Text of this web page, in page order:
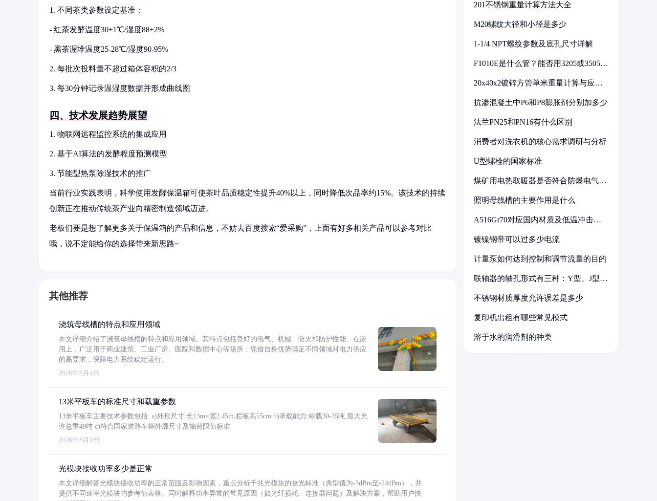
1. 不同茶类参数设定基准：
- 红茶发酵温度30±1℃/湿度88±2%
- 黑茶渥堆温度25-28℃/湿度90-95%
2. 每批次投料量不超过箱体容积的2/3
3. 每30分钟记录温湿度数据并形成曲线图
四、技术发展趋势展望
1. 物联网远程监控系统的集成应用
2. 基于AI算法的发酵程度预测模型
3. 节能型热泵除湿技术的推广
当前行业实践表明，科学使用发酵保温箱可使茶叶品质稳定性提升40%以上，同时降低次品率约15%。该技术的持续
创新正在推动传统茶产业向精密制造领域迈进。
老板们要是想了解更多关于保温箱的产品和信息，不妨去百度搜索“爱采购”，上面有好多相关产品可以参考对比
哦，说不定能给你的选择带来新思路~
其他推荐
浇筑母线槽的特点和应用领域
本文详细介绍了浇筑母线槽的特点和应用领域。其特点包括良好的电气、机械、防火和防护性能。在应
用上，广泛用于商业建筑、工业厂房、医院和数据中心等场所，凭借自身优势满足不同领域对电力供应
的高要求，保障电力系统稳定运行。
2026年8月4日
13米平板车的标准尺寸和载重参数
13米平板车主要技术参数包括: a)外形尺寸:长13m×宽2.45m,栏板高55cm b)承载能力:标载30-35吨,最大允
许总重49吨 c)符合国家道路车辆外廓尺寸及轴荷限值标准
2026年8月4日
光模块接收功率多少是正常
本文详细解答光模块接收功率的正常范围及影响因素，重点分析千兆光模块的收光标准（典型值为-3dBm至-24dBm），并
提供不同速率光模块的参考值表格。同时解释功率异常的常见原因（如光纤损耗、连接器问题）及解决方案，帮助用户快
201不锈钢重量计算方法大全
M20螺纹大径和小径是多少
1-1/4 NPT螺纹参数及底孔尺寸详解
F1010E是什么管？能否用3205或3505代
20x40x2镀锌方管单米重量计算与应用
抗渗混凝土中P6和P8膨胀剂分别加多少
法兰PN25和PN16有什么区别
消费者对洗衣机的核心需求调研与分析
U型螺栓的国家标准
煤矿用电热取暖器是否符合防爆电气设
照明母线槽的主要作用是什么
A516Gr70对应国内材质及低温冲击要
镀镍钢带可以过多少电流
计量泵如何达到控制和调节流量的目的
联轴器的轴孔形式有三种：Y型、J型、
不锈钢材质厚度允许误差是多少
复印机出租有哪些常见模式
溶于水的润滑剂的种类